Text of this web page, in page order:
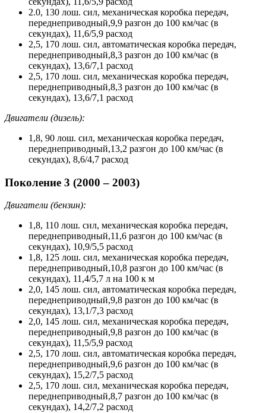
2.0, 130 лош. сил, механическая коробка передач,
переднеприводный,9,9 разгон до 100 км/час (в
секундах), 11,6/5,9 расход
2,5, 170 лош. сил, автоматическая коробка передач,
переднеприводный,8,3 разгон до 100 км/час (в
секундах), 13,6/7,1 расход
2,5, 170 лош. сил, механическая коробка передач,
переднеприводный,8,3 разгон до 100 км/час (в
секундах), 13,6/7,1 расход
Двигатели (дизель):
1,8, 90 лош. сил, механическая коробка передач,
переднеприводный,13,2 разгон до 100 км/час (в
секундах), 8,6/4,7 расход
Поколение 3 (2000 – 2003)
Двигатели (бензин):
1,8, 110 лош. сил, механическая коробка передач,
переднеприводный,11,6 разгон до 100 км/час (в
секундах), 10,9/5,5 расход
1,8, 125 лош. сил, механическая коробка передач,
переднеприводный,10,8 разгон до 100 км/час (в
секундах), 11,4/5,7 л на 100 к м
2,0, 145 лош. сил, автоматическая коробка передач,
переднеприводный,9,8 разгон до 100 км/час (в
секундах), 13,1/7,3 расход
2,0, 145 лош. сил, механическая коробка передач,
переднеприводный,9,8 разгон до 100 км/час (в
секундах), 11,5/5,9 расход
2,5, 170 лош. сил, автоматическая коробка передач,
переднеприводный,9,6 разгон до 100 км/час (в
секундах), 15,2/7,5 расход
2,5, 170 лош. сил, механическая коробка передач,
переднеприводный,8,7 разгон до 100 км/час (в
секундах), 14,2/7,2 расход